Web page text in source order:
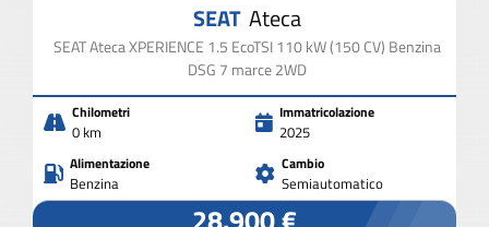
SEAT Ateca
SEAT Ateca XPERIENCE 1.5 EcoTSI 110 kW (150 CV) Benzina
DSG 7 marce 2WD
Chilometri
0 km
Immatricolazione
2025
Alimentazione
Benzina
Cambio
Semiautomatico